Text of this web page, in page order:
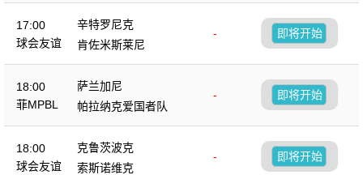
17:00
球会友谊
辛特罗尼克
-
肯佐米斯莱尼
即将开始
18:00
菲MPBL
萨兰加尼
-
帕拉纳克爱国者队
即将开始
18:00
球会友谊
克鲁茨波克
-
索斯诺维克
即将开始